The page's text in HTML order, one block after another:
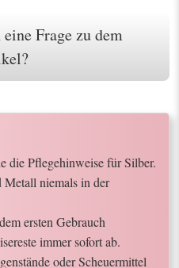
Frage zu dem
die Pflegehinweise für Silber.
niemals in der
ersten Gebrauch
immer sofort ab.
oder Scheuermittel